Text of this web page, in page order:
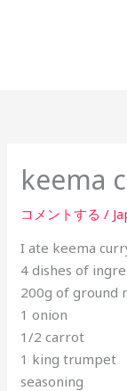
keema
コメントする /
I ate keema
4 dishes of
200g of ground
1 onion
1/2 carrot
1 king trumpet
seasoning